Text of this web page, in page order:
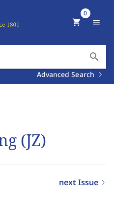
search
Advanced Search
shopping_cart
0
menu
(JZ)
next Issue